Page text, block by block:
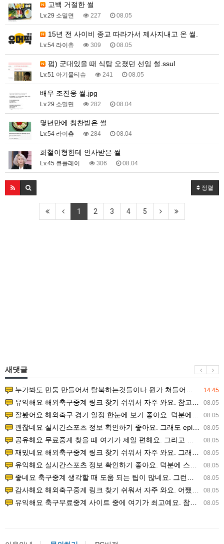
고백 거절한 썰
Lv.29 소밀면 227 08.05
15년 전 사이비 종교 따라가서 제사지내고 온 썰.
Lv.54 라이츄 309 08.05
펌) 군대있을 때 식탐 오졌던 선임 썰.ssul
Lv.51 아기물티슈 241 08.05
배우 조진웅 썰.jpg
Lv.29 소밀면 282 08.04
몇년만에 칭찬받은 썰
Lv.54 라이츄 284 08.04
희철이형한테 인사받은 썰
Lv.45 큐플레이 306 08.04
정렬
1 2 3 4 5
새댓글
14:45
누가봐도 민둥 만들어서 탈북하는것들이나 뭔가 쳐들어오는 낌새를 미리 알아차리기 위함이지 저걸 전쟁준비라고 하…
08.05
유익해요 해외축구중계 링크 찾기 쉬워서 자주 와요. 참고로 무료스포츠중계 정보 확인할 때 출처 꼭 체크해요.…
08.05
잘봤어요 해외축구 경기 일정 한눈에 보기 좋아요. 덕분에 epl중계 볼 때 공식 중계 채널 먼저 찾아봐요. …
08.05
괜찮네요 실시간스포츠 정보 확인하기 좋아요. 그래도 epl중계 볼 때 공식 중계 채널 먼저 찾아봐요. 북마크…
08.05
공유해요 무료중계 찾을 때 여기가 제일 편해요. 그리고 무료스포츠중계 정보 확인할 때 출처 꼭 체크해요. 앞…
08.05
재밌네요 해외축구중계 링크 찾기 쉬워서 자주 와요. 그래서 해외축구중계도 정식 서비스로 봐야 안전해요. 다음…
08.05
유익해요 실시간스포츠 정보 확인하기 좋아요. 덕분에 스포츠중계는 합법적인 경로로만 시청하려 해요. 좋은 정보…
08.05
좋네요 축구중계 생각할 때 도움 되는 팁이 많네요. 그런데 해외축구중계도 정식 서비스로 봐야 안전해요. 다음…
08.05
감사해요 해외축구중계 링크 찾기 쉬워서 자주 와요. 어쨌든 축구무료중계도 합법적인 곳에서 봐야 마음 편해요.…
08.05
유익해요 축구무료중계 사이트 중에 여기가 최고예요. 참고로 축구무료중계도 합법적인 곳에서 봐야 마음 편해요.…